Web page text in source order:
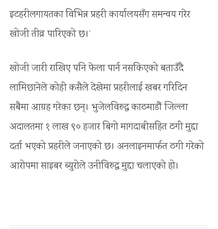
इटहरीलगायतका विभिन्न प्रहरी कार्यालयसँग समन्वय गरेर
खोजी तीव्र पारिएको छ।’
खोजी जारी राखिए पनि फेला पार्न नसकिएको बताउँदै
लामिछानेले कोही कसैले देखेमा प्रहरीलाई खबर गरिदिन
सबैमा आग्रह गरेका छन्। भुजेलविरुद्ध काठमाडौं जिल्ला
अदालतमा १ लाख ९० हजार बिगो मागदाबीसहित ठगी मुद्दा
दर्ता भएको प्रहरीले जनाएको छ। अनलाइनमार्फत ठगी गरेको
आरोपमा साइबर ब्युरोले उनीविरुद्ध मुद्दा चलाएको हो।